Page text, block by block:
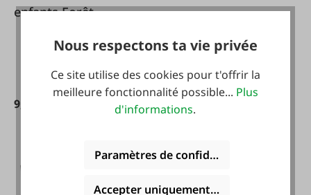
enfants Forêt
9,50 €*
Nous respectons ta vie privée
Ce site utilise des cookies pour t'offrir la
meilleure fonctionnalité possible... Plus
d'informations.
Paramètres de confidentialité
Accepter uniquement les cookies